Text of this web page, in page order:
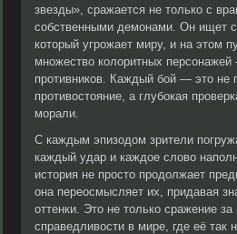
звезды», сражается не только с
собственными демонами. Он ищет
который угрожает миру, и на этом
множество колоритных
противников. Каждый бой — это не
противостояние, а глубокая
морали.
С каждым эпизодом зрители
каждый удар и каждое слово
история не просто продолжает
она переосмысляет их, придавая
оттенки. Это не только сражение
справедливости в мире, где её так